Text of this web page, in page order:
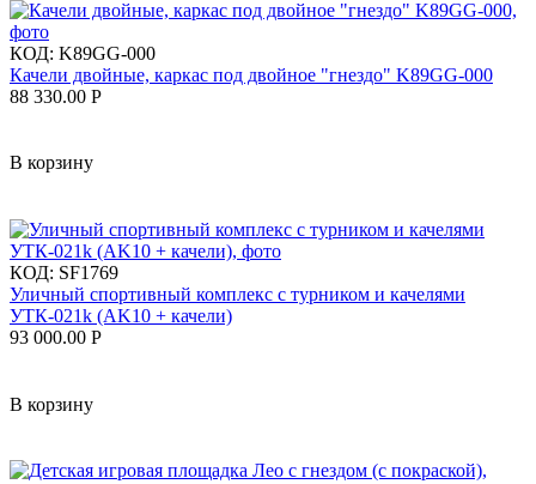
КОД: K89GG-000
Качели двойные, каркас под двойное "гнездо" K89GG-000
88 330.00 Р
В корзину
КОД: SF1769
Уличный спортивный комплекс с турником и качелями
УТК-021k (AK10 + качели)
93 000.00 Р
В корзину